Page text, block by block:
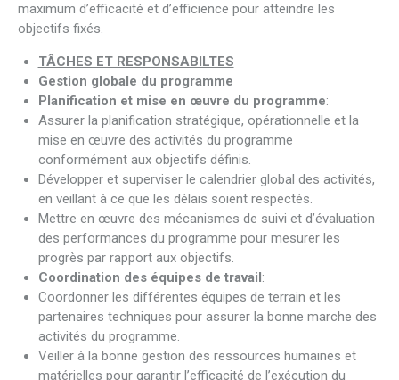
maximum d’efficacité et d’efficience pour atteindre les
objectifs fixés.
TÂCHES ET RESPONSABILTES
Gestion globale du programme
Planification et mise en œuvre du programme:
Assurer la planification stratégique, opérationnelle et la
mise en œuvre des activités du programme
conformément aux objectifs définis.
Développer et superviser le calendrier global des activités,
en veillant à ce que les délais soient respectés.
Mettre en œuvre des mécanismes de suivi et d’évaluation
des performances du programme pour mesurer les
progrès par rapport aux objectifs.
Coordination des équipes de travail:
Coordonner les différentes équipes de terrain et les
partenaires techniques pour assurer la bonne marche des
activités du programme.
Veiller à la bonne gestion des ressources humaines et
matérielles pour garantir l’efficacité de l’exécution du